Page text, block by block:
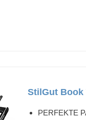
StilGut Book
PERFEKTE